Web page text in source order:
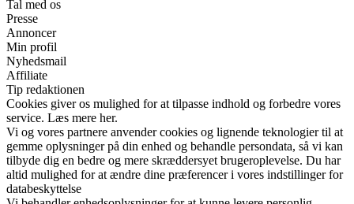
Tal med os
Presse
Annoncer
Min profil
Nyhedsmail
Affiliate
Tip redaktionen
Cookies giver os mulighed for at tilpasse indhold og forbedre vores
service. Læs mere her.
Vi og vores partnere anvender cookies og lignende teknologier til at
gemme oplysninger på din enhed og behandle persondata, så vi kan
tilbyde dig en bedre og mere skræddersyet brugeroplevelse. Du har
altid mulighed for at ændre dine præferencer i vores indstillinger for
databeskyttelse